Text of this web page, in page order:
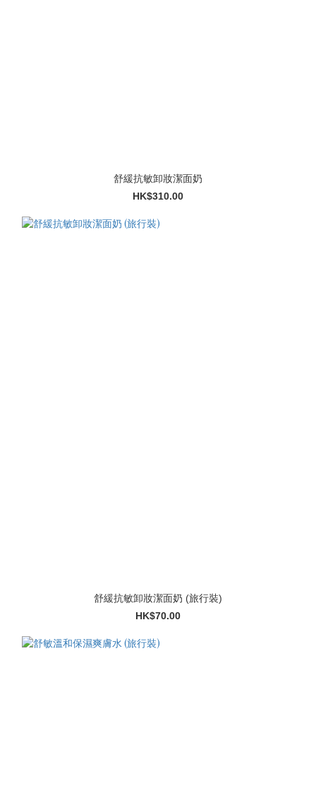
舒緩抗敏卸妝潔面奶
HK$310.00
舒緩抗敏卸妝潔面奶 (旅行裝)
HK$70.00